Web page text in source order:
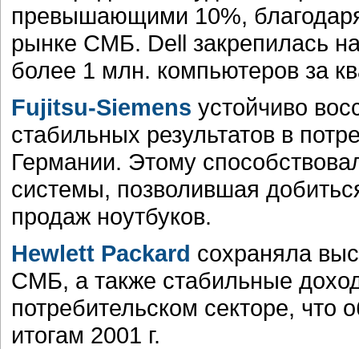
превышающими 10%,
рынке СМБ. Dell закрепилась
более 1 млн. компьютеров за
Fujitsu-Siemens устойчиво
стабильных результатов в
Германии. Этому
системы, позволившая
продаж ноутбуков.
Hewlett Packard сохраняла
СМБ, а также стабильные
потребительском секторе, что
итогам 2001 г.